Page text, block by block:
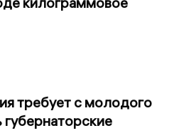
требует с молодого
губернаторские